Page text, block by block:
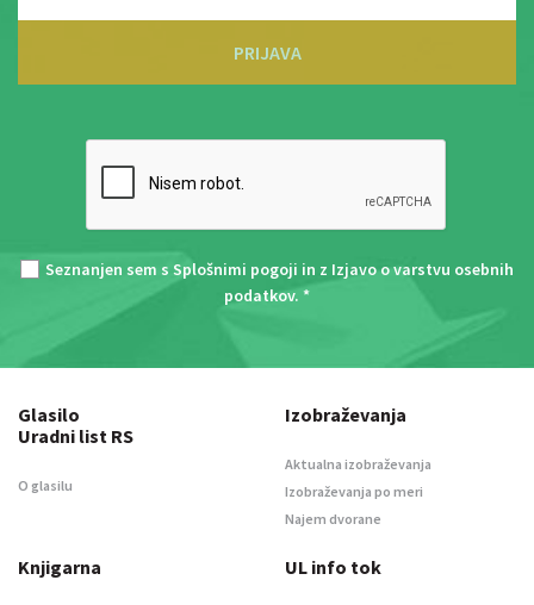
PRIJAVA
Seznanjen sem s Splošnimi pogoji in z Izjavo o varstvu osebnih
podatkov. *
Glasilo
Uradni list RS
O glasilu
Izobraževanja
Aktualna izobraževanja
Izobraževanja po meri
Najem dvorane
Knjigarna UL info tok